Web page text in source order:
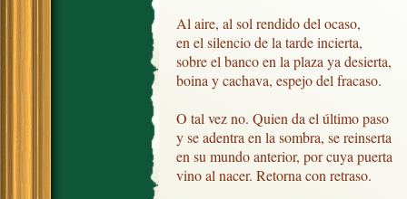
Al aire, al sol rendido del ocaso,
en el silencio de la tarde incierta,
sobre el banco en la plaza ya desierta,
boina y cachava, espejo del fracaso.
O tal vez no. Quien da el último paso
y se adentra en la sombra, se reinserta
en su mundo anterior, por cuya puerta
vino al nacer. Retorna con retraso.